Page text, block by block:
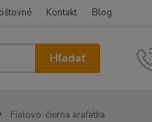
Kontakt Blog
Hľadať
Fialovo-čierna arafatka